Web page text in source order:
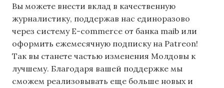
Вы можете внести вклад в качественную
журналистику, поддержав нас единоразово
через систему E-commerce от банка maib или
оформить ежемесячную подписку на Patreon!
Так вы станете частью изменения Молдовы к
лучшему. Благодаря вашей поддержке мы
сможем реализовывать еще больше новых и